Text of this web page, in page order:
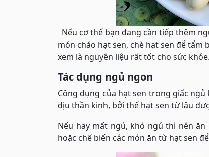
Nếu cơ thể bạn đang cần tiếp thêm
món cháo hạt sen, chè hạt sen để
xem là nguyên liệu rất tốt cho sức khỏe.
Tác dụng ngủ ngon
Công dụng của hạt sen trong giấc
dịu thần kinh, bởi thế hạt sen từ lâu
Nếu hay mất ngủ, khó ngủ thì nên
hoặc chế biến các món ăn từ hạt sen